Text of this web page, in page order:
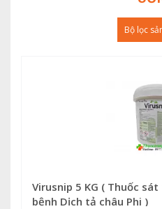
Bộ lọc
Virusnip 5 KG ( Thuốc
bệnh Dịch tả châu Phi )